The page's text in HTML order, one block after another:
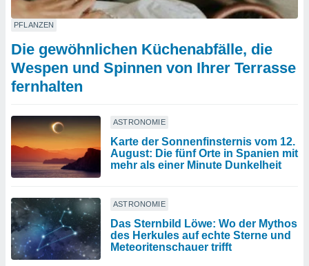
PFLANZEN
Die gewöhnlichen Küchenabfälle, die
Wespen und Spinnen von Ihrer Terrasse
fernhalten
ASTRONOMIE
Karte der Sonnenfinsternis vom 12.
August: Die fünf Orte in Spanien mit
mehr als einer Minute Dunkelheit
ASTRONOMIE
Das Sternbild Löwe: Wo der Mythos
des Herkules auf echte Sterne und
Meteoritenschauer trifft